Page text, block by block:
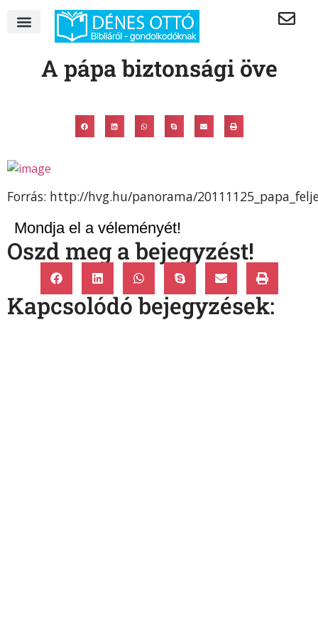
A pápa biztonsági öve
Forrás: http://hvg.hu/panorama/
Mondja el a véleményét!
Oszd meg a bejegyzést!
Kapcsolódó bejegyzések: